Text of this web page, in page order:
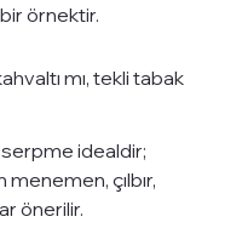
örnektir.
mı, tekli tabak
serpme idealdir;
çılbır,
önerilir.